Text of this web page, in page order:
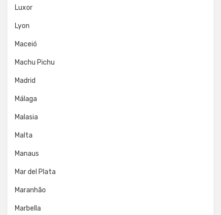
Luxor
Lyon
Maceió
Machu Pichu
Madrid
Málaga
Malasia
Malta
Manaus
Mar del Plata
Maranhão
Marbella